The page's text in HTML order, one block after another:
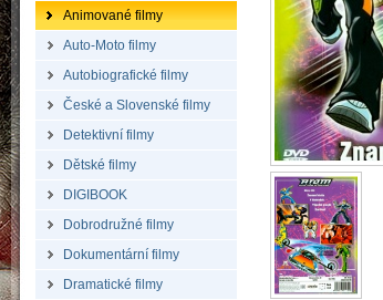
Animované filmy
Auto-Moto filmy
Autobiografické filmy
České a Slovenské filmy
Detektivní filmy
Dětské filmy
DIGIBOOK
Dobrodružné filmy
Dokumentární filmy
Dramatické filmy